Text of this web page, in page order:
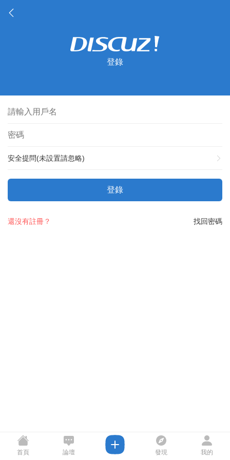
登錄
安全提問(未設置請忽略)
登錄
找回密碼
還沒有註冊？
首頁 論壇 發現 我的